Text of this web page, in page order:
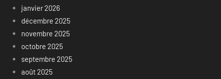
janvier 2026
décembre 2025
novembre 2025
octobre 2025
septembre 2025
août 2025